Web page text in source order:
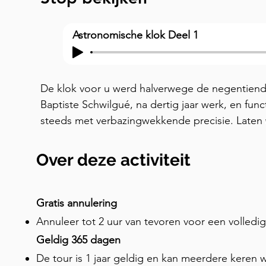
Astronomische klok Deel 1
De klok voor u werd halverwege de
Baptiste Schwilgué, na dertig jaar werk, en
steeds met verbazingwekkende precisie.
de nachtelijke hemel, met meer dan 5.000
afgebeeld. De bol voltooit een volledige rotatie
een tweede rotatie bevat die rekening houdt
precessie van de aardas — een cyclus die meer
buitengewone precisie werd mechanisch
Schwilgué, de enige klokkenmaker die dit
Over deze activiteit
Gratis annulering
Annuleer tot 2 uur van tevoren voor een
Geldig 365 dagen
De tour is 1 jaar geldig en kan meerdere keren